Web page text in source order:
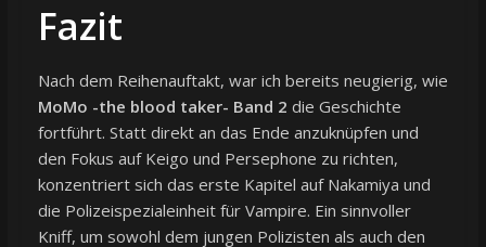
Fazit
Nach dem Reihenauftakt, war ich bereits neugierig, wie
MoMo -the blood taker- Band 2 die Geschichte
fortführt. Statt direkt an das Ende anzuknüpfen und
den Fokus auf Keigo und Persephone zu richten,
konzentriert sich das erste Kapitel auf Nakamiya und
die Polizeispezialeinheit für Vampire. Ein sinnvoller
Kniff, um sowohl dem jungen Polizisten als auch den